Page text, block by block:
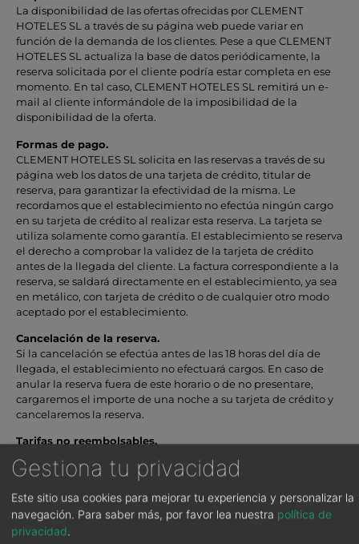
La disponibilidad de las ofertas ofrecidas por CLEMENT
HOTELES SL a través de su página web puede variar en
función de la demanda de los clientes. Pese a que CLEMENT
HOTELES SL actualiza la base de datos periódicamente, la
reserva solicitada por el cliente podría estar completa en ese
momento. En tal caso, CLEMENT HOTELES SL remitirá un e-
mail al cliente informándole de la imposibilidad de la
disponibilidad de la oferta.
Formas de pago.
CLEMENT HOTELES SL solicita en las reservas a través de su
página web los datos de una tarjeta de crédito, titular de
reserva, para garantizar la efectividad de la misma. Le
recordamos que el establecimiento no efectúa ningún cargo
en su tarjeta de crédito al realizar esta reserva. La tarjeta se
utiliza solamente como garantía. El establecimiento se reserva
el derecho a comprobar la validez de la tarjeta de crédito
antes de la llegada del cliente. La factura correspondiente a la
reserva, se saldará directamente en el establecimiento, ya sea
en metálico, con tarjeta de crédito o de cualquier otro modo
aceptado por el establecimiento.
Cancelación de la reserva.
Si la cancelación se efectúa antes de las 18 horas del día de
llegada, el establecimiento no efectuará cargos. En caso de
anular la reserva fuera de este horario o de no presentare,
cargaremos el importe de una noche a su tarjeta de crédito y
cancelaremos la reserva.
Tarifas no reembolsables.
Las condiciones de reserva para las habitaciones no
reembolsables son diferentes a las condiciones generales del
momento de realizar la reserva. Importe no reembolsable.
Reserva sin posibilidad de cambio o cancelación.
Gestiona tu privacidad
Este sitio usa cookies para mejorar tu experiencia y personalizar la
navegación. Para saber más, por favor lea nuestra política de
privacidad.